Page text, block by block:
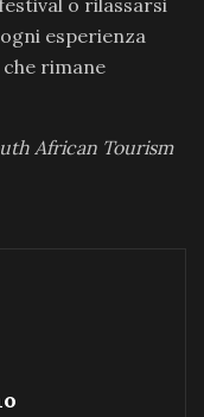
o rilassarsi
esperienza
rimane
African Tourism